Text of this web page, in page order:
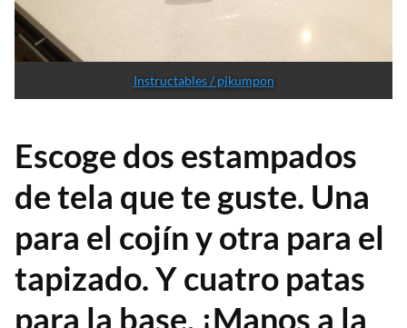
Instructables / pjkumpon
Escoge dos estampados
de tela que te guste. Una
para el cojín y otra para el
tapizado. Y cuatro patas
para la base. ¡Manos a la